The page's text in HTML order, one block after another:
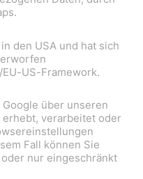
den USA und hat sich
US-Framework.
über unseren
verarbeitet oder
Fall können Sie
nur eingeschränkt